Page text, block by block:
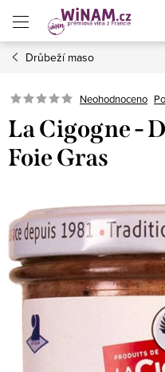
obsah
Drůbeží maso
Neohodnoceno
La Cigogne -
Foie Gras